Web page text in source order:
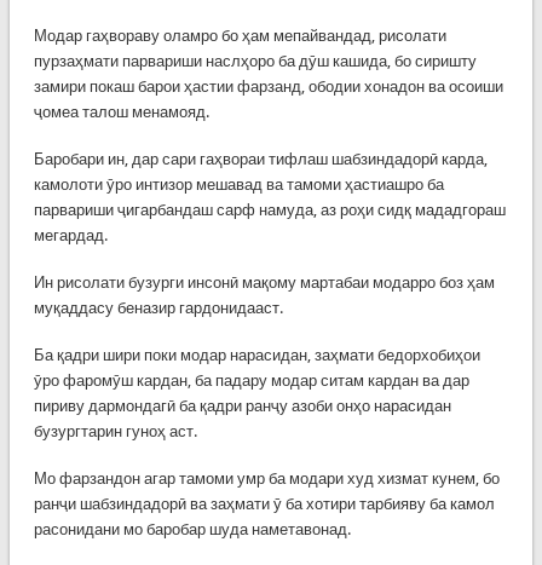
Модар гаҳвораву оламро бо ҳам мепайвандад, рисолати
пурзаҳмати парвариши наслҳоро ба дӯш кашида, бо сиришту
замири покаш барои ҳастии фарзанд, ободии хонадон ва осоиши
ҷомеа талош менамояд.
Баробари ин, дар сари гаҳвораи тифлаш шабзиндадорӣ карда,
камолоти ӯро интизор мешавад ва тамоми ҳастиашро ба
парвариши ҷигарбандаш сарф намуда, аз роҳи сидқ мададгораш
мегардад.
Ин рисолати бузурги инсонӣ мақому мартабаи модарро боз ҳам
муқаддасу беназир гардонидааст.
Ба қадри шири поки модар нарасидан, заҳмати бедорхобиҳои
ӯро фаромӯш кардан, ба падару модар ситам кардан ва дар
пириву дармондагӣ ба қадри ранҷу азоби онҳо нарасидан
бузургтарин гуноҳ аст.
Мо фарзандон агар тамоми умр ба модари худ хизмат кунем, бо
ранҷи шабзиндадорӣ ва заҳмати ӯ ба хотири тарбияву ба камол
расонидани мо баробар шуда наметавонад.